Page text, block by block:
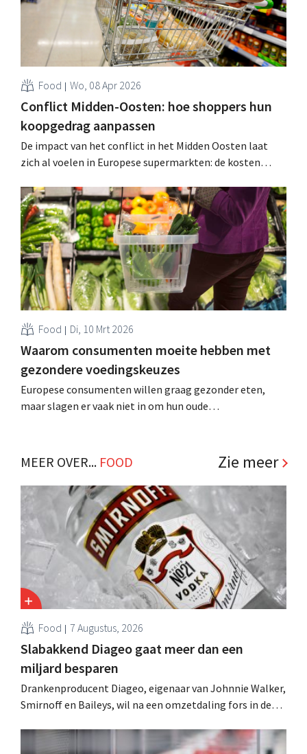
Food Wo, 08 Apr 2026
Conflict Midden-Oosten: hoe shoppers hun
koopgedrag aanpassen
De impact van het conflict in het Midden Oosten laat
zich al voelen in Europese supermarkten: de kosten
selectief op hun aankopen. .
Food Di, 10 Mrt 2026
Waarom consumenten moeite hebben met
gezondere voedingskeuzes
Europese consumenten willen graag gezonder eten,
maar slagen er vaak niet in om hun oude
en structurele maatregelen. .
MEER OVER... FOOD Zie meer
Food 7 Augustus, 2026
Slabakkend Diageo gaat meer dan een
miljard besparen
Drankenproducent Diageo, eigenaar van Johnnie Walker,
Smirnoff en Baileys, wil na een omzetdaling fors in de
andere Guiness en voorgemixte cocktails.